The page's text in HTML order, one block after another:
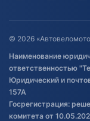
Оставить отзыв
Договор публичной
Обработка файлов
Постановка
Обновления в
© 2026
Наименование
ответственностью
Юридический и
157А
Госрегистрация:
комитета от